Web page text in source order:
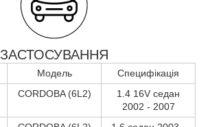
ЗАСТОСУВАННЯ
Модель
Специфікація
CORDOBA (6L2)
1.4 16V седан
2002 - 2007